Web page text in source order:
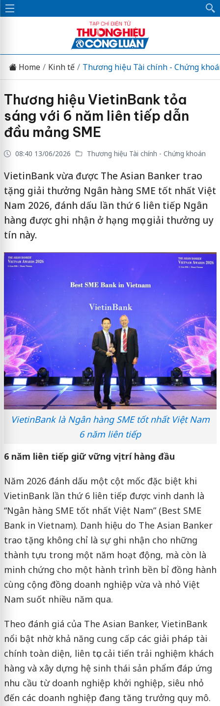
Home Kinh tế Thương hiệu Tài chính - Chứng
Thương hiệu VietinBank tỏa
sáng với 6 năm liên tiếp dẫn
đầu mảng SME
08:40 13/06/2026 Thương hiệu Tài chính - Chứng khoán
VietinBank vừa được The Asian Banker trao
tặng giải thưởng Ngân hàng SME tốt nhất Việt
Nam 2026, đánh dấu lần thứ 6 liên tiếp Ngân
hàng được ghi nhận ở hạng mục giải thưởng uy
tín này.
VietinBank là Ngân hàng SME tốt nhất Việt Nam
6 năm liên tiếp
6 năm liên tiếp giữ vững vị trí hàng đầu
Năm 2026 đánh dấu một cột mốc đặc biệt khi
VietinBank lần thứ 6 liên tiếp được vinh danh là
“Ngân hàng SME tốt nhất Việt Nam” (Best SME
Bank in Vietnam). Danh hiệu do The Asian Banker
trao tặng không chỉ là sự ghi nhận cho những
thành tựu trong một năm hoạt động, mà còn là
minh chứng cho một hành trình bền bỉ đồng hành
cùng cộng đồng doanh nghiệp vừa và nhỏ Việt
Nam suốt nhiều năm qua.
Theo đánh giá của The Asian Banker, VietinBank
nổi bật nhờ khả năng cung cấp các giải pháp tài
chính toàn diện, liên tục cải tiến trải nghiệm khách
hàng và xây dựng hệ sinh thái sản phẩm đáp ứng
nhu cầu từ doanh nghiệp khởi nghiệp, siêu nhỏ
đến các doanh nghiệp đang tăng trưởng quy mô.